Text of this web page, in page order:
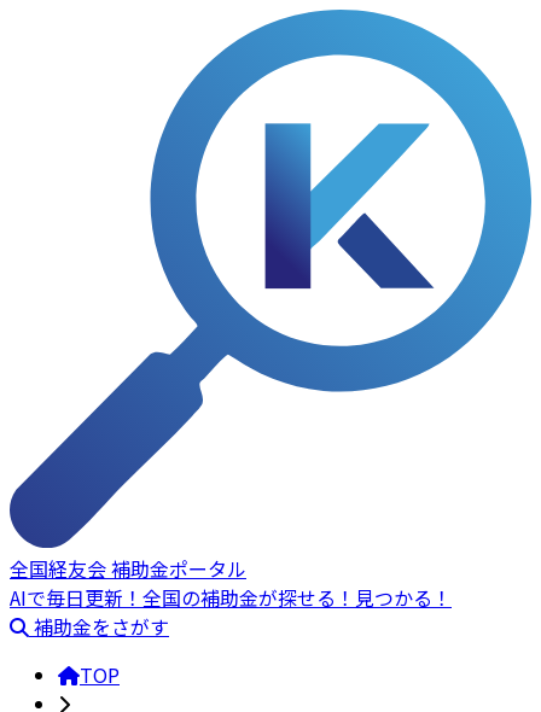
全国経友会 補助金ポータル
AIで毎日更新！全国の補助金が探せる！見つかる！
補助金をさがす
TOP